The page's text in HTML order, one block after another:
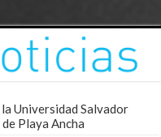
Universidad Salvador
Playa Ancha